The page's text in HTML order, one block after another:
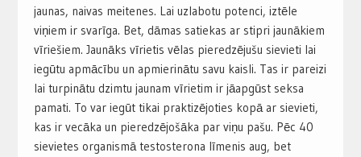
jaunas, naivas meitenes. Lai uzlabotu potenci, iztēle
viņiem ir svarīga. Bet, dāmas satiekas ar stipri jaunākiem
vīriešiem. Jaunāks vīrietis vēlas pieredzējušu sievieti lai
iegūtu apmācību un apmierinātu savu kaisli. Tas ir pareizi
lai turpinātu dzimtu jaunam vīrietim ir jāapgūst seksa
pamati. To var iegūt tikai praktizējoties kopā ar sievieti,
kas ir vecāka un pieredzējošāka par viņu pašu. Pēc 40
sievietes organismā testosterona līmenis aug, bet